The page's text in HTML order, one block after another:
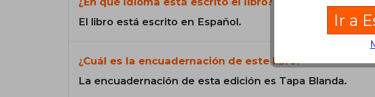
El libro está escrito en Español.
¿Cuál es la encuadernación de este libro?
La encuadernación de esta edición es Tapa Blanda.
Ir a